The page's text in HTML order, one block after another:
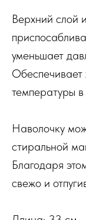
Верхний слой
уменьшает
температуры
Наволочку
стиральной
Благодаря
свежо и